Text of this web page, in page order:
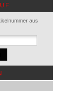
aus